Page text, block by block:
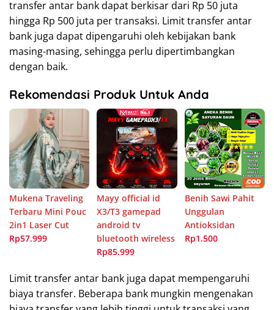
transfer antar bank dapat berkisar dari Rp 50 juta
hingga Rp 500 juta per transaksi. Limit transfer antar
bank juga dapat dipengaruhi oleh kebijakan bank
masing-masing, sehingga perlu dipertimbangkan
dengan baik.
Rekomendasi Produk Untuk Anda
Mukena Traveling
Terbaru Mini Pouc
2in1 Laser Cut
Rp57.999
Mayy official id
X3/T3 gamepad
android tv
bluetooth wireless
Rp85.999
Benih Sawi Pahit
Unggulan
Antioksidan
Rp1.500
Limit transfer antar bank juga dapat mempengaruhi
biaya transfer. Beberapa bank mungkin mengenakan